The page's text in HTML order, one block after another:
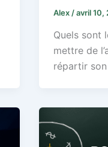
Alex /avril 10,
Quels sont
mettre de
répartir